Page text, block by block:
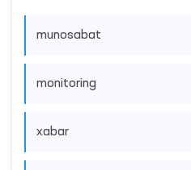
munosabat
monitoring
xabar